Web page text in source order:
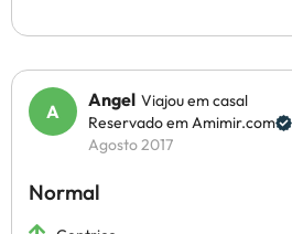
Angel Viajou em casal
Reservado em Amimir.com
Agosto 2017
Normal